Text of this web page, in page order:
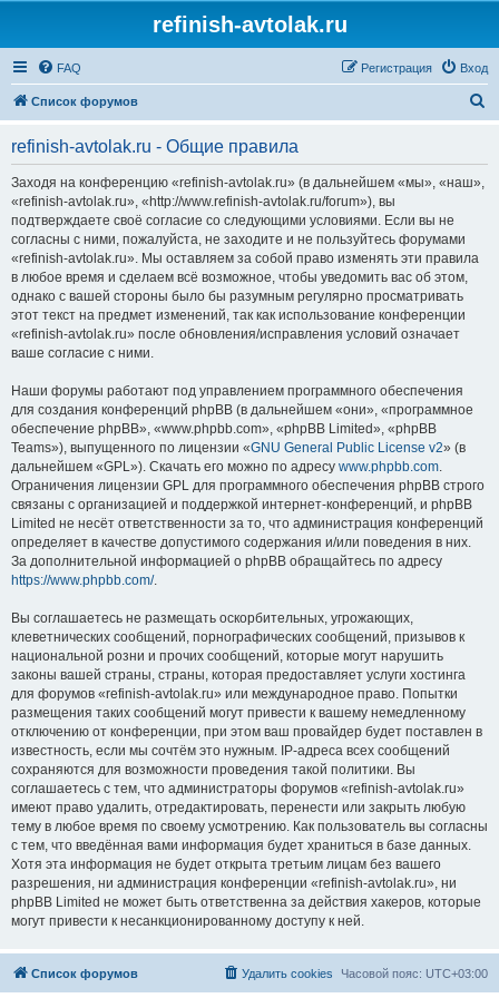
refinish-avtolak.ru
FAQ Вход
Регистрация
Список форумов
refinish-avtolak.ru - Общие правила
Заходя на конференцию «refinish-avtolak.ru» (в дальнейшем «мы», «наш»,
«refinish-avtolak.ru», «http://www.refinish-avtolak.ru/forum»), вы
подтверждаете своё согласие со следующими условиями. Если вы не
согласны с ними, пожалуйста, не заходите и не пользуйтесь форумами
«refinish-avtolak.ru». Мы оставляем за собой право изменять эти правила
в любое время и сделаем всё возможное, чтобы уведомить вас об этом,
однако с вашей стороны было бы разумным регулярно просматривать
этот текст на предмет изменений, так как использование конференции
«refinish-avtolak.ru» после обновления/исправления условий означает
ваше согласие с ними.
Наши форумы работают под управлением программного обеспечения
для создания конференций phpBB (в дальнейшем «они», «программное
обеспечение phpBB», «www.phpbb.com», «phpBB Limited», «phpBB
Teams»), выпущенного по лицензии «GNU General Public License v2» (в
дальнейшем «GPL»). Скачать его можно по адресу www.phpbb.com.
Ограничения лицензии GPL для программного обеспечения phpBB строго
связаны с организацией и поддержкой интернет-конференций, и phpBB
Limited не несёт ответственности за то, что администрация конференций
определяет в качестве допустимого содержания и/или поведения в них.
За дополнительной информацией о phpBB обращайтесь по адресу
https://www.phpbb.com/.
Вы соглашаетесь не размещать оскорбительных, угрожающих,
клеветнических сообщений, порнографических сообщений, призывов к
национальной розни и прочих сообщений, которые могут нарушить
законы вашей страны, страны, которая предоставляет услуги хостинга
для форумов «refinish-avtolak.ru» или международное право. Попытки
размещения таких сообщений могут привести к вашему немедленному
отключению от конференции, при этом ваш провайдер будет поставлен в
известность, если мы сочтём это нужным. IP-адреса всех сообщений
сохраняются для возможности проведения такой политики. Вы
соглашаетесь с тем, что администраторы форумов «refinish-avtolak.ru»
имеют право удалить, отредактировать, перенести или закрыть любую
тему в любое время по своему усмотрению. Как пользователь вы согласны
с тем, что введённая вами информация будет храниться в базе данных.
Хотя эта информация не будет открыта третьим лицам без вашего
разрешения, ни администрация конференции «refinish-avtolak.ru», ни
phpBB Limited не может быть ответственна за действия хакеров, которые
могут привести к несанкционированному доступу к ней.
Список форумов Часовой пояс: UTC+03:00
Удалить cookies